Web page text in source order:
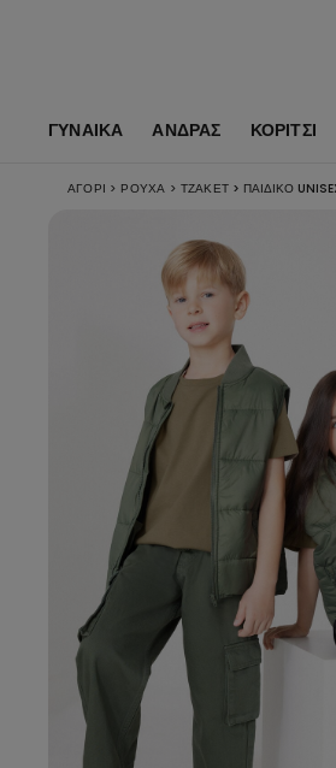
ΓΥΝΑΙΚΑ ΑΝΔΡΑΣ ΚΟΡΊΤΣΙ
ΑΓΌΡΙ > ΡΟΎΧΑ > ΤΖΆΚΕΤ > ΠΑΙΔΙΚΌ